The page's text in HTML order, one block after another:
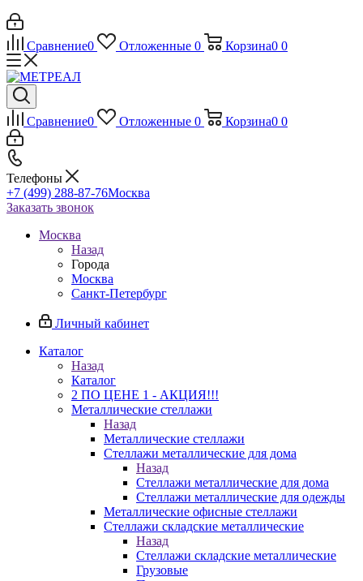
Сравнение0 Отложенные 0 Корзина0 0
Сравнение0 Отложенные 0 Корзина0 0
Телефоны
+7 (499) 288-87-76Москва
Заказать звонок
Москва
Назад
Города
Москва
Санкт-Петербург
Личный кабинет
Каталог
Назад
Каталог
2 ПО ЦЕНЕ 1 - АКЦИЯ!!!
Металлические стеллажи
Назад
Металлические стеллажи
Стеллажи металлические для дома
Назад
Стеллажи металлические для дома
Стеллажи металлические для одежды
Металлические офисные стеллажи
Стеллажи складские металлические
Назад
Стеллажи складские металлические
Грузовые